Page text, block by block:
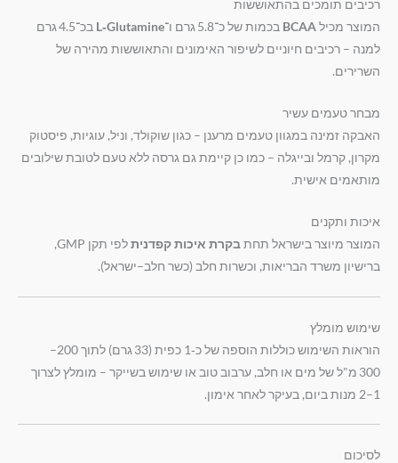
רכיבים תומכים בהתאוששות
המוצר מכילBCAA בכמות של כ־5.8 גרם ו־ L‑Glutamine
בכ־4.5 גרם
למנה – רכיבים חיוניים לשיפור האימונים והתאוששות מהירה של
השרירים.
מבחר טעמים עשיר
האבקה זמינה במגוון טעמים מרענן – כגון שוקולד, וניל, עוגיות, פיסטוק
מקרון, קרמל ובייגלה – כמו כן קיימת גם גרסה ללא טעם לטובת שילובים
מותאמים אישית.
איכות ותקנים
המוצר מיוצר בישראל תחתבקרת איכות קפדנית
לפי תקן GMP,
ברישיון משרד הבריאות, וכשרות חלב (כשר חלב–ישראל).
שימוש מומלץ
הוראות השימוש כוללות הוספה של כ‑1 כפית (33 גרם) לתוך 200–
300 מ"ל של מים או חלב, ערבוב טוב או שימוש בשייקר – מומלץ לצרוך
1–2 מנות ביום, בעיקר לאחר אימון.
לסיכום